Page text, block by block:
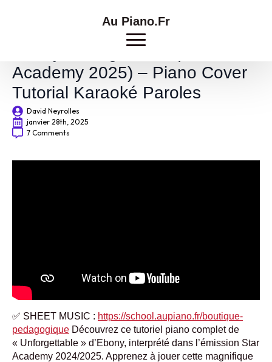
Au Piano.Fr
Ebony Unforgettable (Star
Academy 2025) – Piano Cover
Tutorial Karaoké Paroles
David Neyrolles
janvier 28th, 2025
7 Comments
✅ SHEET MUSIC : https://school.aupiano.fr/boutique-
pedagogique Découvrez ce tutoriel piano complet de
« Unforgettable » d’Ebony, interprété dans l’émission Star
Academy 2024/2025. Apprenez à jouer cette magnifique